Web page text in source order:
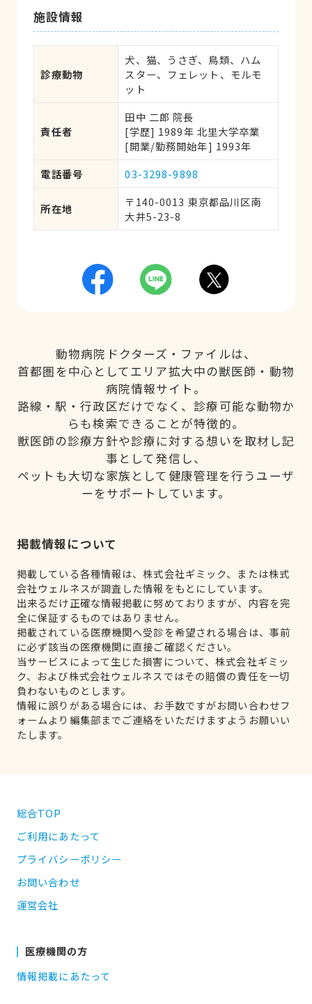
施設情報
診療動物
犬、猫、うさぎ、鳥類、ハム
スター、フェレット、モルモ
ット
責任者
田中 二郎 院長
[学歴] 1989年 北里大学卒業
[開業/勤務開始年] 1993年
電話番号
03-3298-9898
所在地
〒140-0013 東京都品川区南
大井5-23-8
動物病院ドクターズ・ファイルは、
首都圏を中心としてエリア拡大中の獣医師・動物
病院情報サイト。
路線・駅・行政区だけでなく、診療可能な動物か
らも検索できることが特徴的。
獣医師の診療方針や診療に対する想いを取材し記
事として発信し、
ペットも大切な家族として健康管理を行うユーザ
ーをサポートしています。
掲載情報について
掲載している各種情報は、株式会社ギミック、または株式
会社ウェルネスが調査した情報をもとにしています。
出来るだけ正確な情報掲載に努めておりますが、内容を完
全に保証するものではありません。
掲載されている医療機関へ受診を希望される場合は、事前
に必ず該当の医療機関に直接ご確認ください。
当サービスによって生じた損害について、株式会社ギミッ
ク、および株式会社ウェルネスではその賠償の責任を一切
負わないものとします。
情報に誤りがある場合には、お手数ですがお問い合わせフ
ォームより編集部までご連絡をいただけますようお願いい
たします。
総合TOP
ご利用にあたって
プライバシーポリシー
お問い合わせ
運営会社
医療機関の方
情報掲載にあたって